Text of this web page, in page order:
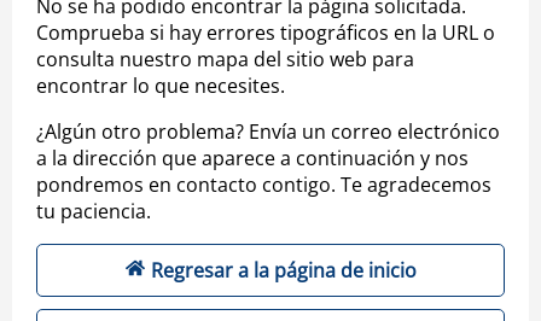
No se ha podido encontrar la página solicitada.
Comprueba si hay errores tipográficos en la URL o
consulta nuestro mapa del sitio web para
encontrar lo que necesites.
¿Algún otro problema? Envía un correo electrónico
a la dirección que aparece a continuación y nos
pondremos en contacto contigo. Te agradecemos
tu paciencia.
Regresar a la página de inicio